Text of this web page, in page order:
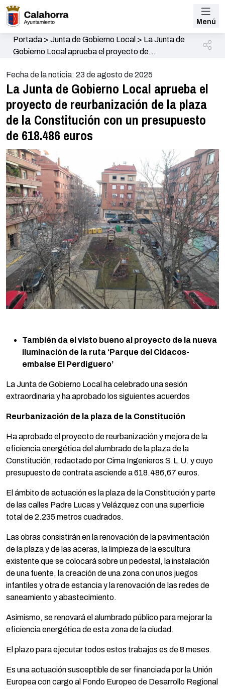
Menú
Portada> Junta de Gobierno Local > La Junta de
Gobierno Local aprueba el proyecto de
presupuesto de 618.486 euros
Fecha de la noticia: 23 de agosto de 2025
La Junta de Gobierno Local aprueba el
proyecto de reurbanización de la plaza
de la Constitución con un presupuesto
de 618.486 euros
También da el visto bueno al proyecto de la nueva
iluminación de la ruta ‘Parque del Cidacos-
embalse El Perdiguero’
La Junta de Gobierno Local ha celebrado una sesión
extraordinaria y ha aprobado los siguientes acuerdos
Reurbanización de la plaza de la Constitución
Ha aprobado el proyecto de reurbanización y mejora de la
eficiencia energética del alumbrado de la plaza de la
Constitución, redactado por Cima Ingenieros S.L.U. y cuyo
presupuesto de contrata asciende a 618.486,67 euros.
El ámbito de actuación es la plaza de la Constitución y parte
de las calles Padre Lucas y Velázquez con una superficie
total de 2.235 metros cuadrados.
Las obras consistirán en la renovación de la pavimentación
de la plaza y de las aceras, la limpieza de la escultura
existente que se colocará sobre un pedestal, la instalación
de una fuente, la creación de una zona con unos juegos
infantiles y otra de estancia y la renovación de las redes de
saneamiento y abastecimiento.
Asimismo, se renovará el alumbrado público para mejorar la
eficiencia energética de esta zona de la ciudad.
El plazo para ejecutar todos estos trabajos es de 8 meses.
Es una actuación susceptible de ser financiada por la Unión
Europea con cargo al Fondo Europeo de Desarrollo Regional